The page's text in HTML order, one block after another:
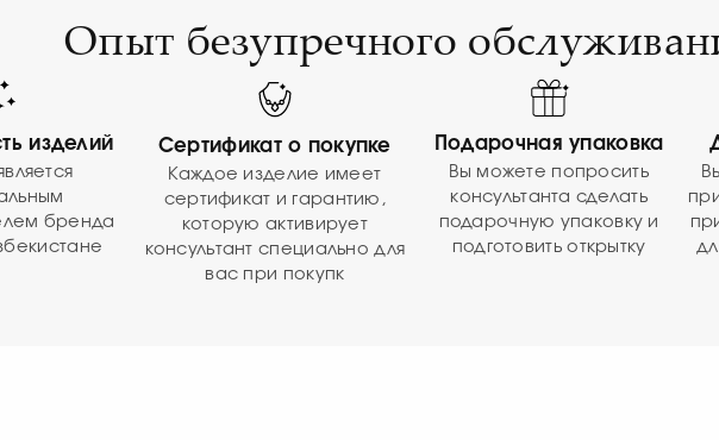
Опыт безупречного
изделий
бренда
Сертификат о покупке
Каждое изделие имеет
сертификат и гарантию,
которую активирует
консультант специально для
вас при покупк
Подарочная упаковка
Вы можете попросить
консультанта сделать
подарочную упаковку и
подготовить открытку